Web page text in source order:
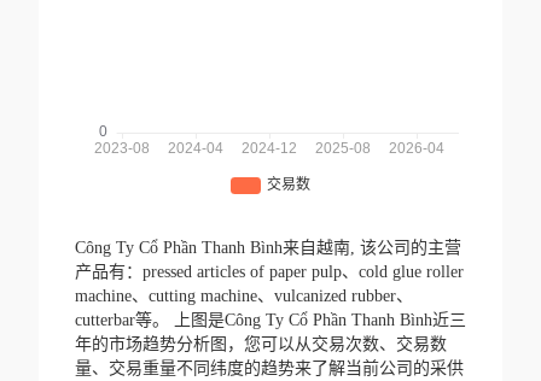
Công Ty Cổ Phần Thanh Bình来自越南, 该公司的主营
产品有：pressed articles of paper pulp、cold glue roller
machine、cutting machine、vulcanized rubber、
cutterbar等。
上图是Công Ty Cổ Phần Thanh Bình近三
年的市场趋势分析图，您可以从交易次数、交易数
量、交易重量不同纬度的趋势来了解当前公司的采供